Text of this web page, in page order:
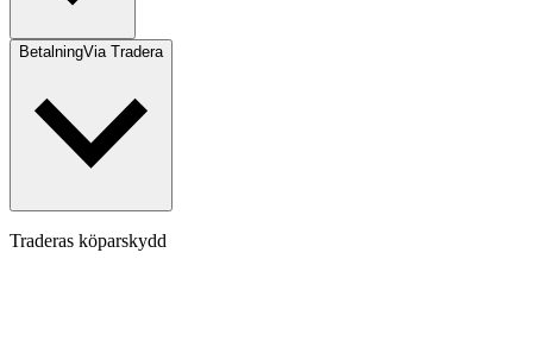
BetalningVia Tradera
Traderas köparskydd